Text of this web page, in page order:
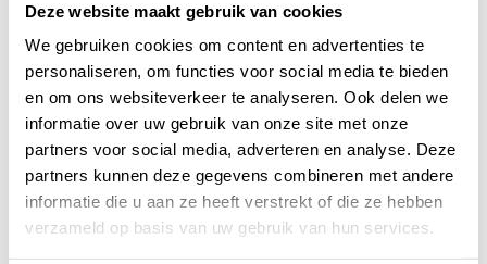
Deze website maakt gebruik van cookies
We gebruiken cookies om content en advertenties te
personaliseren, om functies voor social media te bieden
en om ons websiteverkeer te analyseren. Ook delen we
informatie over uw gebruik van onze site met onze
partners voor social media, adverteren en analyse. Deze
partners kunnen deze gegevens combineren met andere
informatie die u aan ze heeft verstrekt of die ze hebben
verzameld op basis van uw gebruik van hun services.
Extra productinformatie
Gewicht
0,25 kg
Afmetingen
10 × 5 × 10 cm
Merk